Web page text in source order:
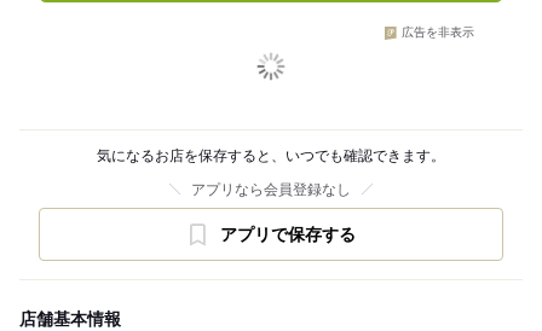
広告を非表示
気になるお店を保存すると、いつでも確認できます。
アプリなら会員登録なし
アプリで保存する
店舗基本情報